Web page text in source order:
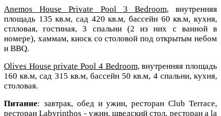
Anemos House Private Pool 3 Bedroom, внутренняя
площадь 135 кв.м, сад 420 кв.м, бассейн 60 кв.м, кухня,
стлловая, гостиная, 3 спальни (2 из них с ванной в
номере), хаммам, киоск со столовой под открытым небом
и BBQ.
Olives House private Pool 4 Bedroom, внутренняя площадь
160 кв.м, сад 315 кв.м, бассейн 50 кв.м, 4 спальни, кухня,
столовая.
Питание: завтрак, обед и ужин, ресторан Club Terrace,
ресторан Labyrinthos - ужин, шведский стол, ресторан a la